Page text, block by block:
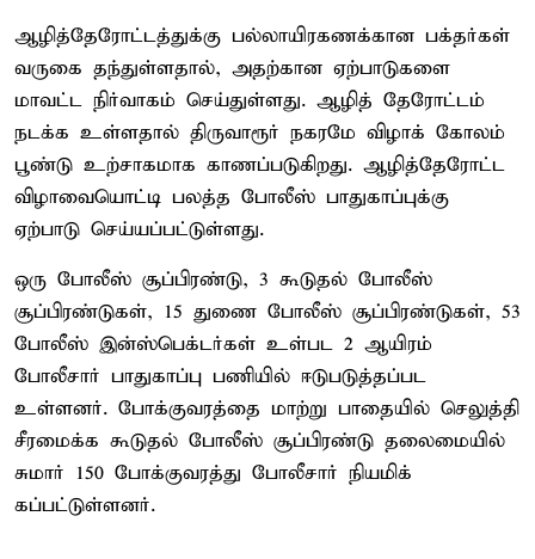
ஆழித்தேரோட்டத்துக்கு பல்லாயிரகணக்கான பக்தர்கள்
வருகை தந்துள்ளதால், அதற்கான ஏற்பாடுகளை
மாவட்ட நிர்வாகம் செய்துள்ளது. ஆழித் தேரோட்டம்
நடக்க உள்ளதால் திருவாரூர் நகரமே விழாக் கோலம்
பூண்டு உற்சாகமாக காணப்படுகிறது. ஆழித்தேரோட்ட
விழாவையொட்டி பலத்த போலீஸ் பாதுகாப்புக்கு
ஏற்பாடு செய்யப்பட்டுள்ளது.
ஒரு போலீஸ் சூப்பிரண்டு, 3 கூடுதல் போலீஸ்
சூப்பிரண்டுகள், 15 துணை போலீஸ் சூப்பிரண்டுகள், 53
போலீஸ் இன்ஸ்பெக்டர்கள் உள்பட 2 ஆயிரம்
போலீசார் பாதுகாப்பு பணியில் ஈடுபடுத்தப்பட
உள்ளனர். போக்குவரத்தை மாற்று பாதையில் செலுத்தி
சீரமைக்க கூடுதல் போலீஸ் சூப்பிரண்டு தலைமையில்
சுமார் 150 போக்குவரத்து போலீசார் நியமிக்
கப்பட்டுள்ளனர்.